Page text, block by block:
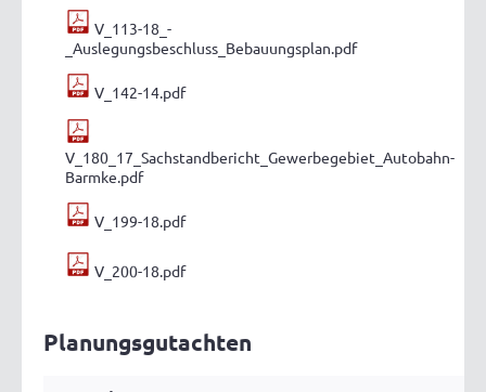
V_113-18_-
_Auslegungsbeschluss_Bebauungsplan.pdf
V_142-14.pdf
V_180_17_Sachstandbericht_Gewerbegebiet_Autobahn-
Barmke.pdf
V_199-18.pdf
V_200-18.pdf
Planungsgutachten